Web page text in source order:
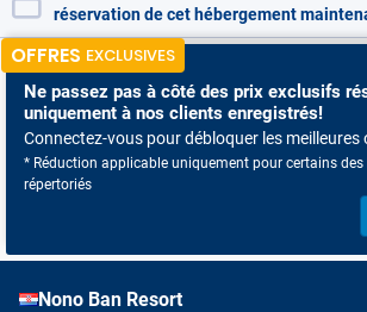
réservation de cet hébergement
OFFRES EXCLUSIVES
Ne passez pas à côté des prix exclusifs
uniquement à nos clients enregistrés!
Connectez-vous pour débloquer les meilleures
* Réduction applicable uniquement pour certains des
répertoriés
Nono Ban Resort